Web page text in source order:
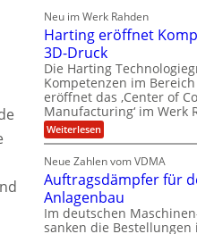
e
h
ä
l
t
6
5
M
i
l
l
i
o
E
n
g
i
n
e
e
r
i
n
g
f
r
n
V
e
r
s
i
o
n
3
2
p
b
e
r
n
i
m
m
t
A
s
o
l
u
t
o
m
a
s
S
a
u
e
r
e
s
s
g
w
i
r
Neu im Werk Rahden
Harting eröffnet
3D-Druck
Die Harting
Kompetenzen im
eröffnet das ‚Center of
Manufacturing‘ im Werk
Weiterlesen:
H
r
t
i
n
g
e
Neue Zahlen vom VDMA
Auftragsdämpfer für
Anlagenbau
Im deutschen
sanken die